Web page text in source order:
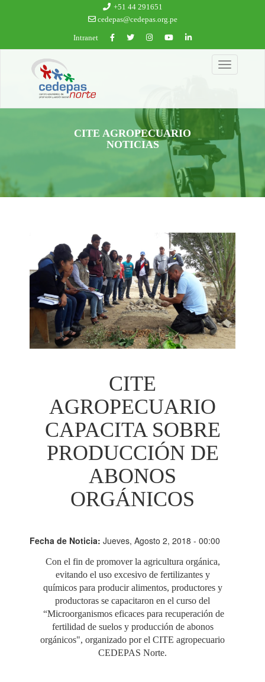
+51 44 291651
cedepas@cedepas.org.pe
Intranet
Toggle
navigation
CITE AGROPECUARIO
NOTICIAS
CITE
AGROPECUARIO
CAPACITA SOBRE
PRODUCCIÓN DE
ABONOS
ORGÁNICOS
Fecha de Noticia: Jueves, Agosto 2, 2018 - 00:00
Con el fin de promover la agricultura orgánica,
evitando el uso excesivo de fertilizantes y
químicos para producir alimentos, productores y
productoras se capacitaron en el curso del
“Microorganismos eficaces para recuperación de
fertilidad de suelos y producción de abonos
orgánicos", organizado por el CITE agropecuario
CEDEPAS Norte.